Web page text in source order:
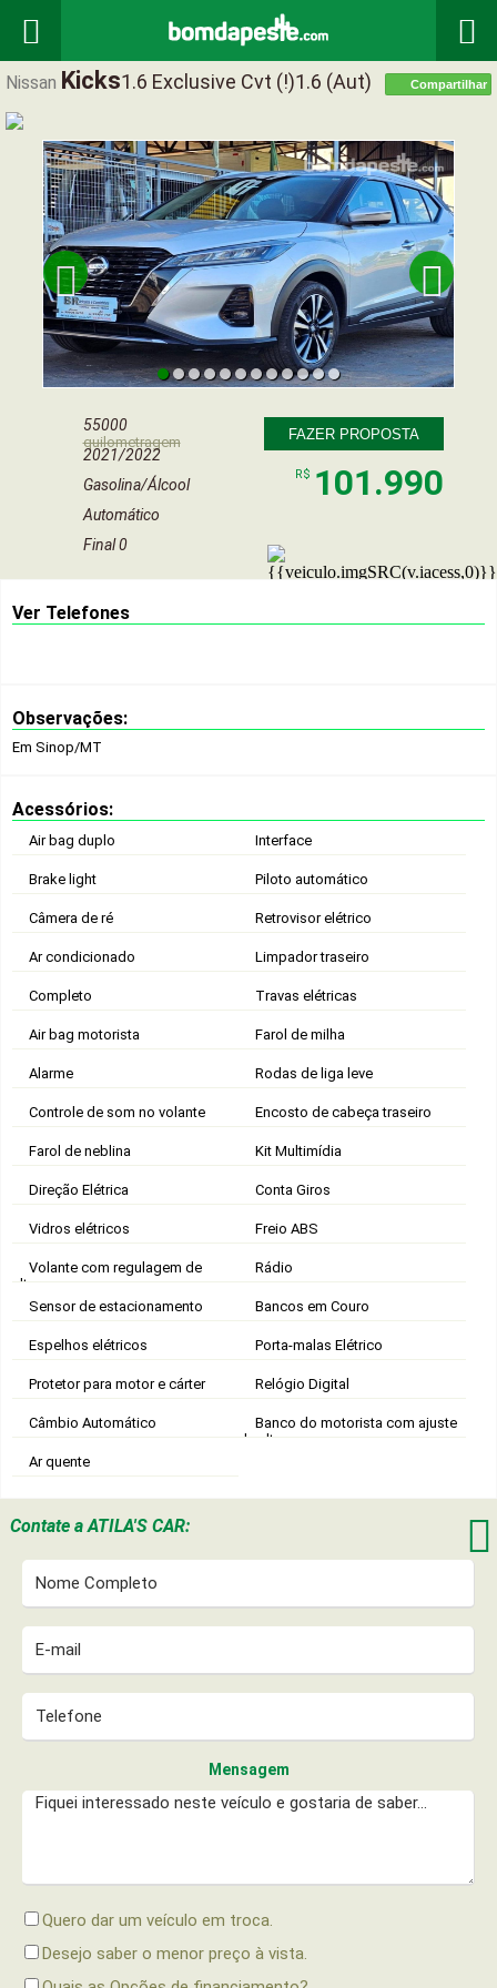
 
Nissan Kicks1.6 Exclusive Cvt (!)1.6 (aut) Compartilhar
 
55000
quilometragem
2021/2022
Gasolina/Álcool
Automático
Final 0
FAZER PROPOSTA
R$ 101.990
Ver Telefones
Observações:
Em Sinop/MT
Acessórios:
Air bag duplo Interface
Brake light Piloto automático
Câmera de ré Retrovisor elétrico
Ar condicionado Limpador traseiro
Completo Travas elétricas
Air bag motorista Farol de milha
Alarme Rodas de liga leve
Controle de som no volante Encosto de cabeça traseiro
Farol de neblina Kit Multimídia
Direção Elétrica Conta Giros
Vidros elétricos Freio ABS
Volante com regulagem de
altura
Rádio
Sensor de estacionamento Bancos em Couro
Espelhos elétricos Porta-malas Elétrico
Protetor para motor e cárter Relógio Digital
Câmbio Automático
Banco do motorista com ajuste
de altura
Ar quente
Contate aATILA'S CAR: 
Mensagem
Quero dar um veículo em troca.
Desejo saber o menor preço à vista.